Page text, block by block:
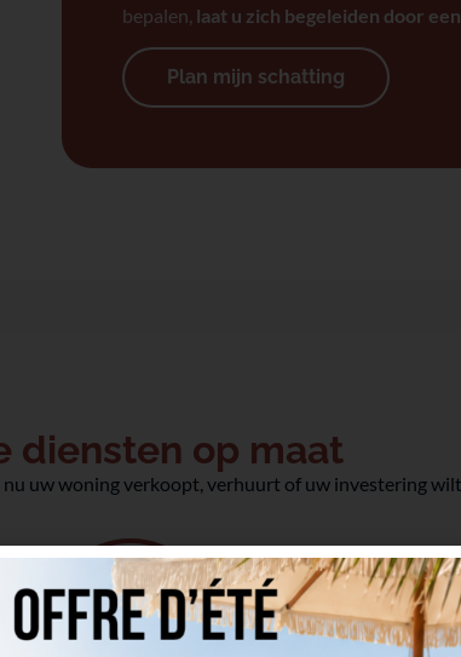
bepalen, laat u zich begeleiden door
Plan mijn schatting
diensten op maat
uw woning verkoopt, verhuurt of uw investering